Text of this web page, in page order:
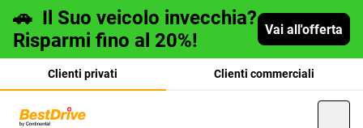
🚗 Il Suo veicolo invecchia?
Risparmi fino al 20%!
Vai all'offerta
Clienti privati Clienti commerciali